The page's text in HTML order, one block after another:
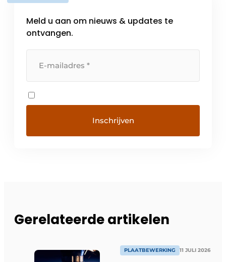
Meld u aan om nieuws & updates te
ontvangen.
Gerelateerde artikelen
PLAATBEWERKING 11 JULI 2026